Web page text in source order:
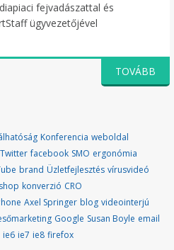
fejvadászattal és
ügyvezetőjével
TOVÁBB
Konferencia weboldal
Twitter facebook SMO ergonómia
brand Üzletfejlesztés vírusvideó
konverzió CRO
Axel Springer blog videointerjú
Google Susan Boyle email
ie6 ie7 ie8 firefox